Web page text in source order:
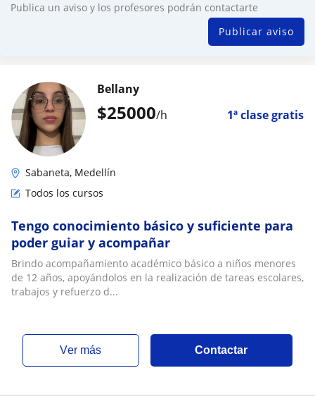
Publica un aviso y los profesores podrán contactarte
Publicar aviso
$25000/h 1ª clase gratis
Bellany
Sabaneta, Medellín
Todos los cursos
Tengo conocimiento básico y suficiente para
poder guiar y acompañar
Brindo acompañamiento académico básico a niños menores
de 12 años, apoyándolos en la realización de tareas escolares,
trabajos y refuerzo d...
ver más Contactar